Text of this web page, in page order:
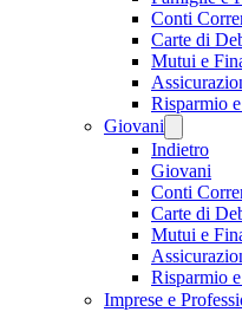
Conti
Carte di
Mutui e
Risparmio
Giovani
Indietro
Giovani
Conti
Carte di
Mutui e
Risparmio
Imprese e